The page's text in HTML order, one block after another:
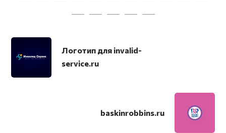
Логотип для invalid-
service.ru
baskinrobbins.ru